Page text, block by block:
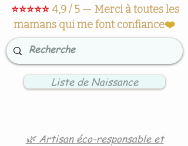
⭐⭐⭐⭐⭐4,9 / 5 — Merci à toutes les
mamans qui me font confiance❤️
Liste de Naissance
🌿 Artisan éco-responsable et